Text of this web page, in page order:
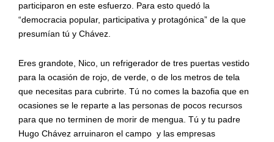
participaron en este esfuerzo. Para esto quedó la
“democracia popular, participativa y protagónica” de la que
presumían tú y Chávez.
Eres grandote, Nico, un refrigerador de tres puertas vestido
para la ocasión de rojo, de verde, o de los metros de tela
que necesitas para cubrirte. Tú no comes la bazofia que en
ocasiones se le reparte a las personas de pocos recursos
para que no terminen de morir de mengua. Tú y tu padre
Hugo Chávez arruinaron el campo y las empresas